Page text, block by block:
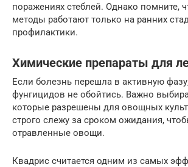
поражениях стеблей. Однако помните,
методы работают только на ранних
профилактики.
Химические препараты для
Если болезнь перешла в активную
фунгицидов не обойтись. Важно
которые разрешены для овощных
строго слежу за сроком ожидания,
отравленные овощи.
Квадрис считается одним из самых